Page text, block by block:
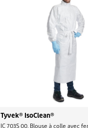
Tyvek® IsoClean®
IC 703S 00, Blouse à colle avec